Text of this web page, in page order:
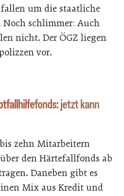
um die staatliche
schlimmer: Auch
nicht. Der ÖGZ liegen
vor.
jetzt kann
zehn Mitarbeitern
den Härtefallfonds ab
Daneben gibt es
Mix aus Kredit und